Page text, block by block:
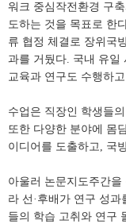
워크 중심작전환경 구
도하는 것을 목표로 한
류 협정 체결로 장위국
과를 거뒀다. 국내 유일
교육과 연구도 수행하
수업은 직장인 학생들
또한 다양한 분야에 몸
이디어를 도출하고, 국
아울러 논문지도주간
라 선·후배가 연구 성
들의 학습 고취와 연구